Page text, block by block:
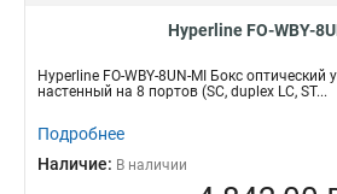
Hyperline FO-WBY-
Hyperline FO-WBY-8UN-MI Бокс оптический
настенный на 8 портов (SC, duplex LC, ST...
Подробнее
Наличие: В наличии